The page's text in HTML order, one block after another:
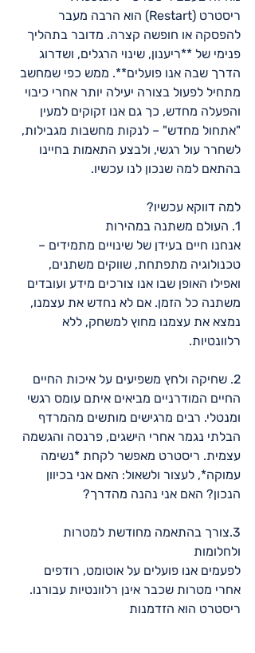
ריסטרט (Restart) הוא הרבה מעבר
להפסקה או חופשה קצרה. מדובר בתהליך
פנימי של **ריענון, שינוי הרגלים, ושדרוג
הדרך שבה אנו פועלים**. ממש כפי שמחשב
מתחיל לפעול בצורה יעילה יותר אחרי כיבוי
והפעלה מחדש, כך גם אנו זקוקים למעין
"אתחול מחדש" – לנקות מחשבות מגבילות,
לשחרר עול רגשי, ולבצע התאמות בחיינו
בהתאם למה שנכון לנו עכשיו.
למה דווקא עכשיו?
1. העולם משתנה במהירות
אנחנו חיים בעידן של שינויים מתמידים –
טכנולוגיה מתפתחת, שווקים משתנים,
ואפילו האופן שבו אנו צורכים מידע ועובדים
משתנה כל הזמן. אם לא נחדש את עצמנו,
נמצא את עצמנו מחוץ למשחק, ללא
רלוונטיות.
2. שחיקה ולחץ משפיעים על איכות החיים
החיים המודרניים מביאים איתם עומס רגשי
ומנטלי. רבים מרגישים מותשים מהמרדף
הבלתי נגמר אחרי הישגים, פרנסה והגשמה
עצמית. ריסטרט מאפשר לקחת *נשימה
עמוקה*, לעצור ולשאול: האם אני בכיוון
הנכון? האם אני נהנה מהדרך?
3.צורך בהתאמה מחודשת למטרות
ולחלומות
לפעמים אנו פועלים על אוטומט, רודפים
אחרי מטרות שכבר אינן רלוונטיות עבורנו.
ריסטרט הוא הזדמנות